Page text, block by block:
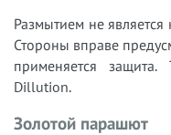
Размытием не
Стороны вправе
применяется
Dillution.
Золотой парашют